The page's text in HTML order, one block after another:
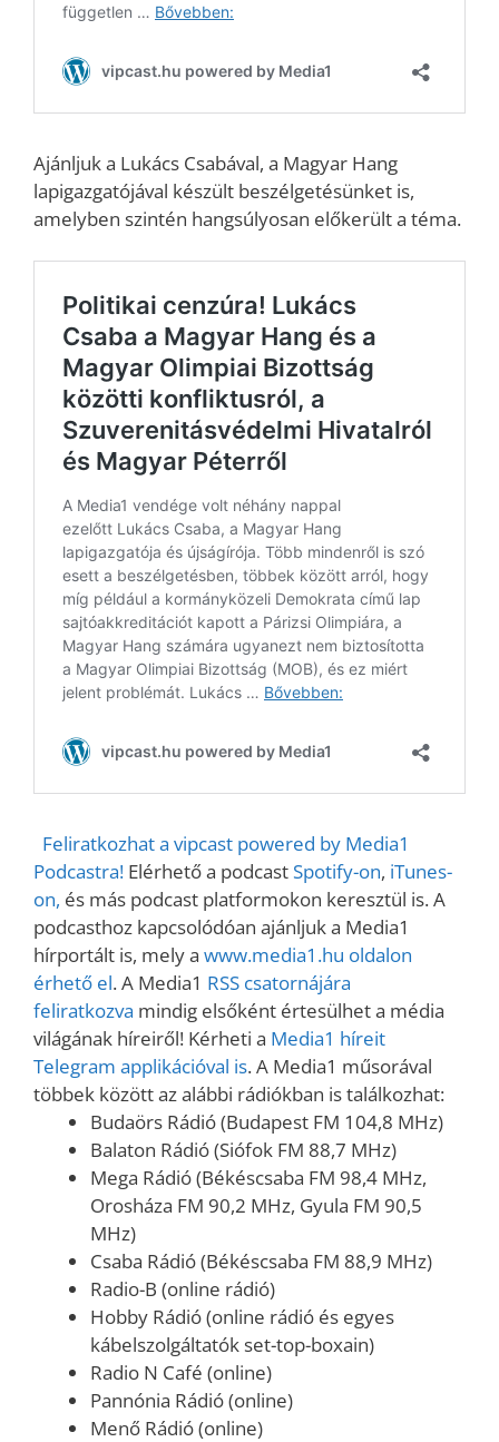
Ajánljuk a Lukács Csabával, a Magyar Hang
lapigazgatójával készült beszélgetésünket is,
amelyben szintén hangsúlyosan előkerült a téma.
Feliratkozhat a vipcast powered by Media1
Podcastra! Elérhető a podcastSpotify-on, iTunes-
on, és más podcast platformokon keresztül is. A
podcasthoz kapcsolódóan ajánljuk a Media1
hírportált is, mely a www.media1.hu oldalon
érhető el. A Media1 RSS csatornájára
feliratkozva mindig elsőként értesülhet a média
világának híreiről! Kérheti a Media1 híreit
Telegram applikációval is. A Media1 műsorával
többek között az alábbi rádiókban is találkozhat:
Budaörs Rádió (Budapest FM 104,8 MHz)
Balaton Rádió (Siófok FM 88,7 MHz)
Mega Rádió (Békéscsaba FM 98,4 MHz,
Orosháza FM 90,2 MHz, Gyula FM 90,5
MHz)
Csaba Rádió (Békéscsaba FM 88,9 MHz)
Radio-B (online rádió)
Hobby Rádió (online rádió és egyes
kábelszolgáltatók set-top-boxain)
Radio N Café (online)
Pannónia Rádió (online)
Menő Rádió (online)